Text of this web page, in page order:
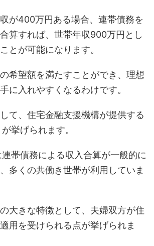
が400万円ある場合、連帯債務を
算すれば、世帯年収900万円とし
とが可能になります。
希望額を満たすことができ、理想
に入れやすくなるわけです。
て、住宅金融支援機構が提供する
挙げられます。
帯債務による収入合算が一般的に
多くの共働き世帯が利用していま
大きな特徴として、夫婦双方が住
用を受けられる点が挙げられま